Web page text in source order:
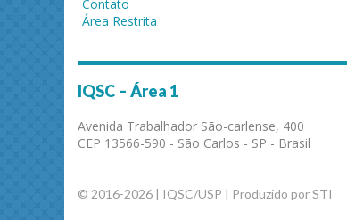
Contato
Área Restrita
IQSC – Área 1
Avenida Trabalhador São-carlense, 400
CEP 13566-590 - São Carlos - SP - Brasil
© 2016-2026 | IQSC/USP | Produzido por STI